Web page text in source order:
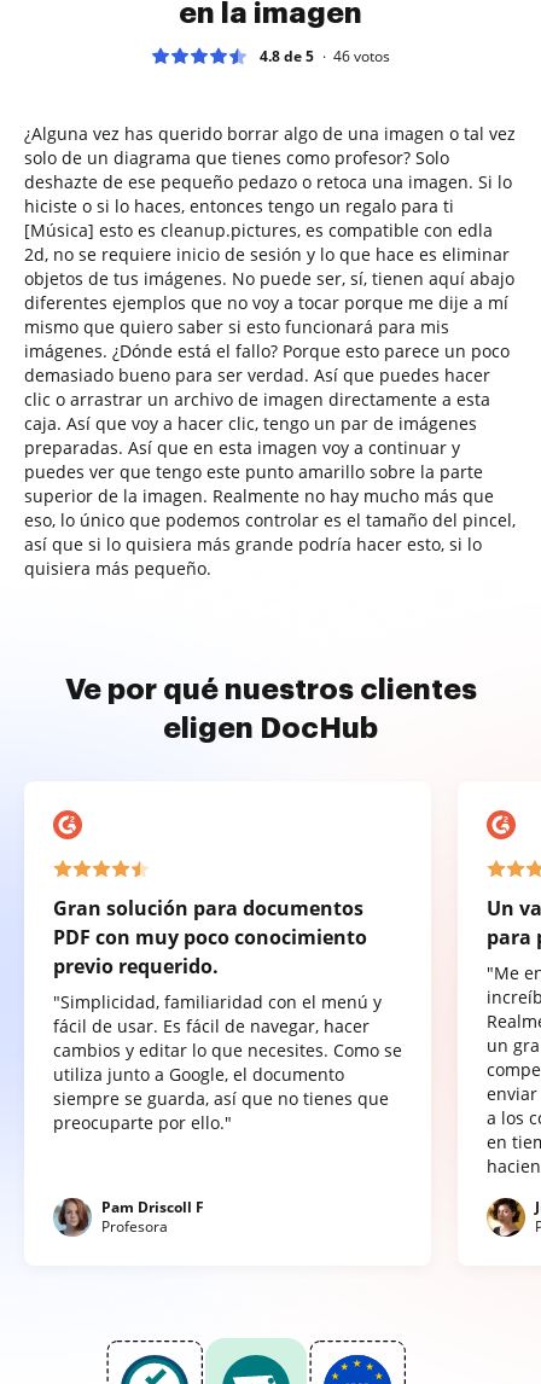
en la imagen
4.8 de 5 46votos
¿Alguna vez has querido borrar algo de una imagen o tal vez
solo de un diagrama que tienes como profesor? Solo
deshazte de ese pequeño pedazo o retoca una imagen. Si lo
hiciste o si lo haces, entonces tengo un regalo para ti
[Música] esto es cleanup.pictures, es compatible con edla
2d, no se requiere inicio de sesión y lo que hace es eliminar
objetos de tus imágenes. No puede ser, sí, tienen aquí abajo
diferentes ejemplos que no voy a tocar porque me dije a mí
mismo que quiero saber si esto funcionará para mis
imágenes. ¿Dónde está el fallo? Porque esto parece un poco
demasiado bueno para ser verdad. Así que puedes hacer
clic o arrastrar un archivo de imagen directamente a esta
caja. Así que voy a hacer clic, tengo un par de imágenes
preparadas. Así que en esta imagen voy a continuar y
puedes ver que tengo este punto amarillo sobre la parte
superior de la imagen. Realmente no hay mucho más que
eso, lo único que podemos controlar es el tamaño del pincel,
así que si lo quisiera más grande podría hacer esto, si lo
quisiera más pequeño.
Ve por qué nuestros clientes
eligen DocHub
Gran solución para documentos
PDF con muy poco conocimiento
previo requerido.
"Simplicidad, familiaridad con el menú y
fácil de usar. Es fácil de navegar, hacer
cambios y editar lo que necesites. Como se
utiliza junto a Google, el documento
siempre se guarda, así que no tienes que
preocuparte por ello."
Pam Driscoll F
Profesora
Un
para
"Me
un
a los
en